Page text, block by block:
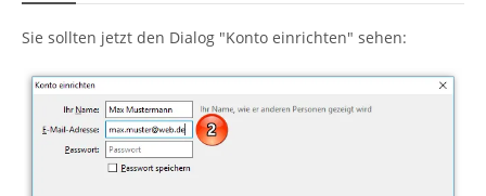
Sie sollten jetzt den Dialog "Konto einrichten" sehen: